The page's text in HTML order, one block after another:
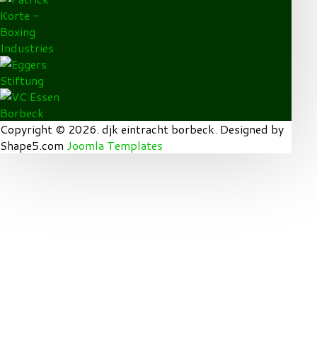
Copyright © 2026. djk eintracht borbeck. Designed by
Shape5.com Joomla Templates